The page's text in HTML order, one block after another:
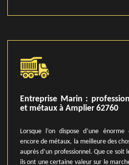
Entreprise Marin :
et métaux à Amplier 62760
Lorsque l’on dispose d’une
encore de métaux, la meilleure des
auprès d’un professionnel. Que ce soit
ils ont une certaine valeur sur le